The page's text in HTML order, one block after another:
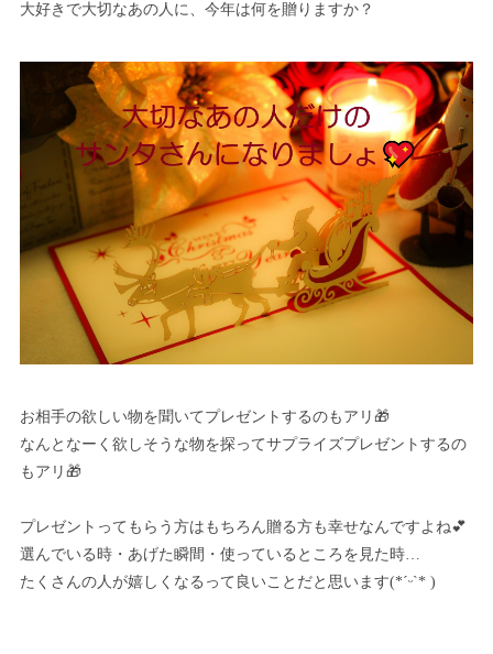
大好きで大切なあの人に、今年は何を贈りますか？
お相手の欲しい物を聞いてプレゼントするのもアリ🎁
なんとなーく欲しそうな物を探ってサプライズプレゼントするの
もアリ🎁
プレゼントってもらう方はもちろん贈る方も幸せなんですよね💕
選んでいる時・あげた瞬間・使っているところを見た時…
たくさんの人が嬉しくなるって良いことだと思います‪(*ˊᵕˋ* )